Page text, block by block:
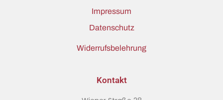
Impressum
Datenschutz
Widerrufsbelehrung
Kontakt